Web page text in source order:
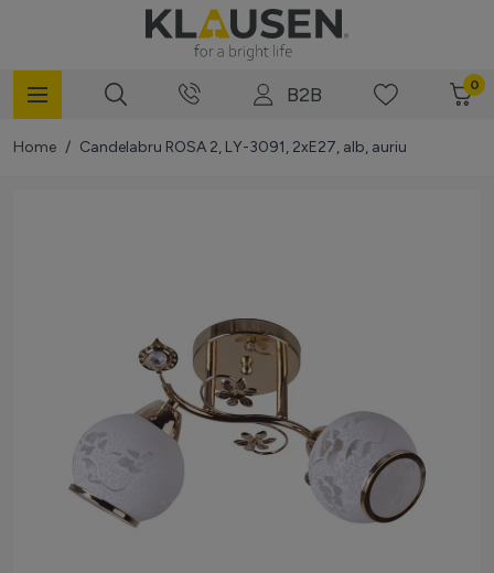
B2B 0
Home / Candelabru ROSA 2, LY-3091, 2xE27, alb, auriu